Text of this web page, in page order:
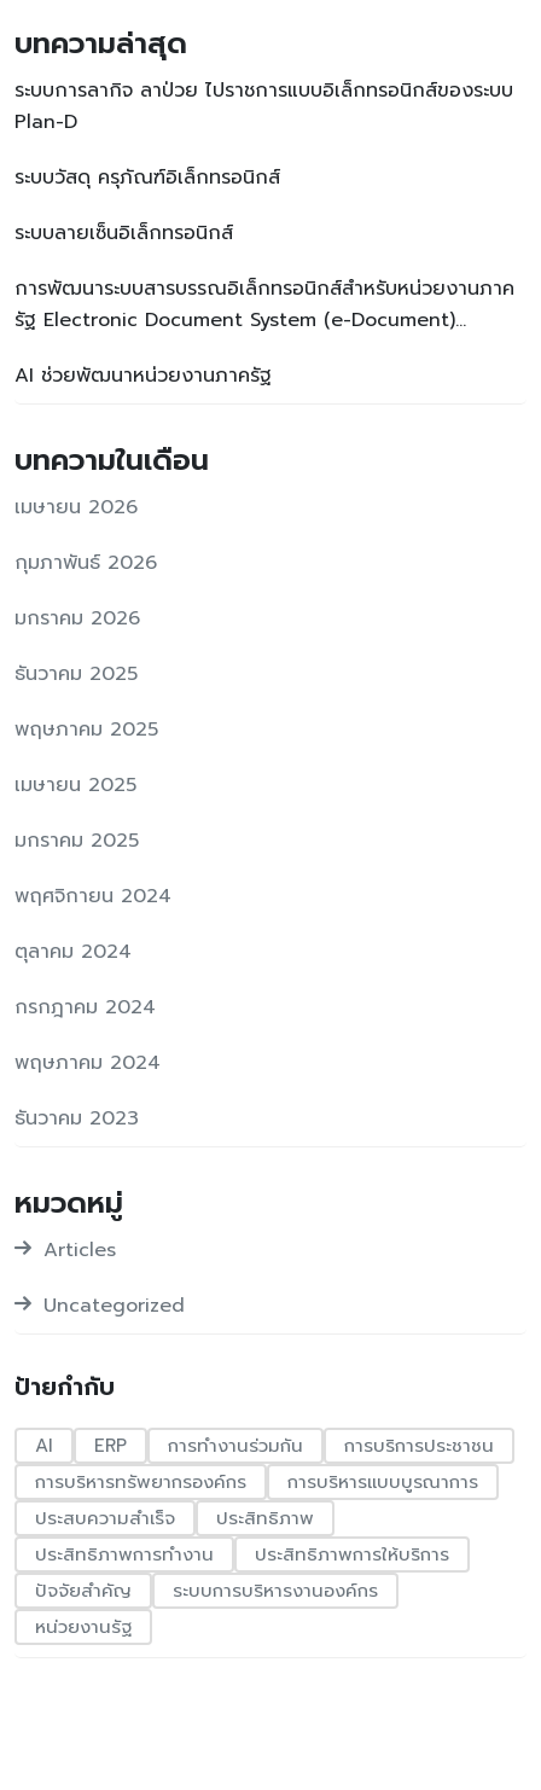
บทความล่าสุด
ระบบการลากิจ ลาป่วย ไปราชการแบบอิเล็กทรอนิกส์ของระบบ
Plan-D
ระบบวัสดุ ครุภัณฑ์อิเล็กทรอนิกส์
ระบบลายเซ็นอิเล็กทรอนิกส์
การพัฒนาระบบสารบรรณอิเล็กทรอนิกส์สำหรับหน่วยงานภาค
รัฐ Electronic Document System (e-Document)
AI ช่วยพัฒนาหน่วยงานภาครัฐ
บทความในเดือน
เมษายน 2026
กุมภาพันธ์ 2026
มกราคม 2026
ธันวาคม 2025
พฤษภาคม 2025
เมษายน 2025
มกราคม 2025
พฤศจิกายน 2024
ตุลาคม 2024
กรกฎาคม 2024
พฤษภาคม 2024
ธันวาคม 2023
หมวดหมู่
Articles
Uncategorized
ป้ายกำกับ
AI ERP การทำงานร่วมกัน
การบริการประชาชน
การบริหารทรัพยากรองค์กร
การบริหารแบบบูรณาการ
ประสบความสำเร็จ
ประสิทธิภาพ
ประสิทธิภาพการทำงาน
ประสิทธิภาพการให้บริการ
ปัจจัยสำคัญ
ระบบการบริหารงานองค์กร
หน่วยงานรัฐ